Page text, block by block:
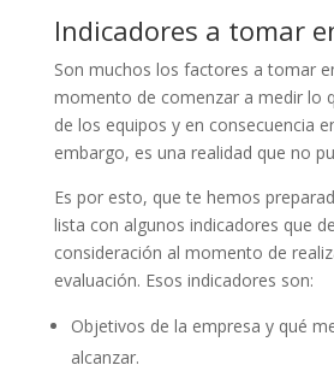
Indicadores a tomar
Son muchos los factores a tomar
momento de comenzar a medir lo
de los equipos y en consecuencia
embargo, es una realidad que no
Es por esto, que te hemos
lista con algunos indicadores que
consideración al momento de
evaluación. Esos indicadores son:
Objetivos de la empresa y qué
alcanzar.